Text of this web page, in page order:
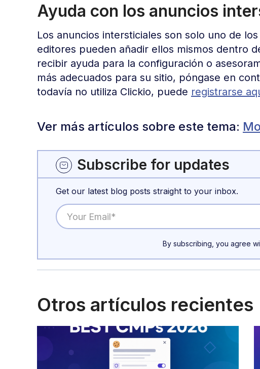
Ayuda con los anuncios
Los anuncios intersticiales son solo uno de
editores pueden añadir ellos mismos dentro
recibir ayuda para la configuración o
más adecuados para su sitio, póngase en
todavía no utiliza Clickio, puede registrarse
Ver más artículos sobre este tema:
Subscribe for updates
Get our latest blog posts straight to your inbox.
By subscribing, you agree
Otros artículos recientes